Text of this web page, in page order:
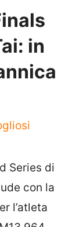
in
Series di
con la
l’atleta